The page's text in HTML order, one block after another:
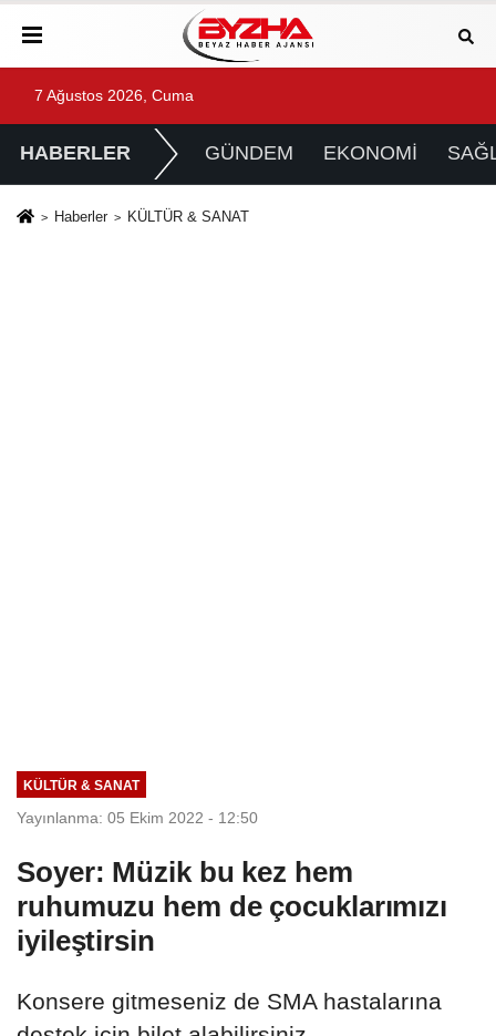
7 Ağustos 2026, Cuma
HABERLER GÜNDEM EKONOMİ
Haberler KÜLTÜR & SANAT
KÜLTÜR & SANAT
Yayınlanma: 05 Ekim 2022 - 12:50
Soyer: Müzik bu kez hem
ruhumuzu hem de çocuklarımızı
iyileştirsin
Konsere gitmeseniz de SMA hastalarına